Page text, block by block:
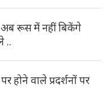
अब रूस में नहीं बिकेंगे
..
होने वाले प्रदर्शनों पर